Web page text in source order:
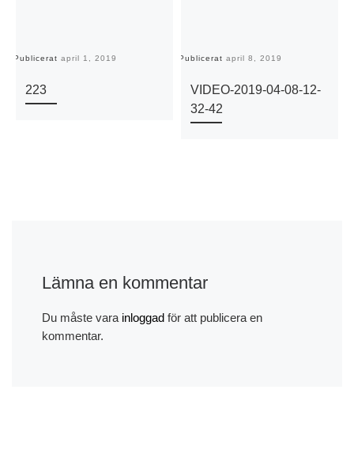
Publicerat april 1, 2019
223
Publicerat april 8, 2019
VIDEO-2019-04-08-12-
32-42
Lämna en kommentar
Du måste vara inloggadför att publicera en
kommentar.